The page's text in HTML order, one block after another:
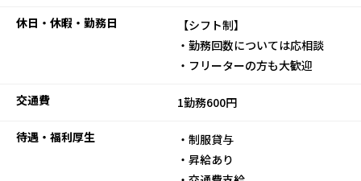
休日・休暇・勤務日
【シフト制】
・勤務回数については応相談
・フリーターの方も大歓迎
交通費 1勤務600円
待遇・福利厚生
・制服貸与
・昇給あり